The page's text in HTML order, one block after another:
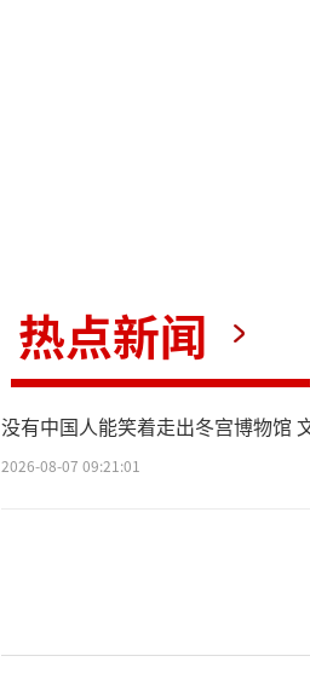
热点新闻
没有中国人能笑着走出冬宫博物馆
2026-08-07 09:21:01